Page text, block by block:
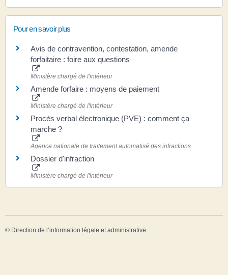
Pour en savoir plus
Avis de contravention, contestation, amende
forfaitaire : foire aux questions
Ministère chargé de l'intérieur
Amende forfaire : moyens de paiement
Ministère chargé de l'intérieur
Procès verbal électronique (PVE) : comment ça
marche ?
Agence nationale de traitement automatisé des infractions
Dossier d'infraction
Ministère chargé de l'intérieur
© Direction de l’information légale et administrative